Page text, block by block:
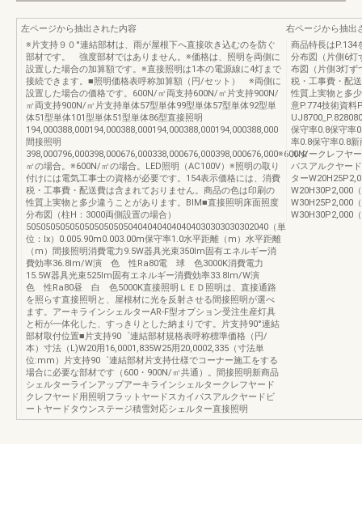
左ページから抽出された内容
※片支持９０°連結部材は、雨が屋根下へ直接吹き込むのを防ぐ
部材です。 強度部材ではありません。※価格は、照明を両側に
設置した場合の加算額です。※直接照明は1本の電源線に4灯まで
接続できます。■照明価格表呼称加算額（円/セット） ※両側に
設置した場合の価格です。600N/㎡両支持600N/㎡片支持900N/
㎡両支持900N/㎡片支持単体57型単体99型単体57型単体92型単
体51型単体101型単体51型単体86型直接照明
194,000388,000194,000388,000194,000388,000194,000388,000
間接照明
398,000796,000398,000676,000338,000676,000398,000676,000※600N/
㎡の場合。※600N/㎡の場合。LED照明（AC100V）※照明の取り
付けには電気工事士の資格が必要です。154表示価格には、消費
税・工事費・配送費は含まれておりません。商品の色は印刷の
性質上実物と多少違うことがあります。BIM■直接照明床面照度
分布図（柱H：3000両側設置の場合）
50505050505050505050504040404040404030303030302040（単
位：lx）0.005.90m0.003.00m保守率1.0水平距離（m）水平距離
（m）間接照明消費電力9.5W器具光束350lm固有エネルギー消
費効率36.8lm/W演 色 性Ra80電 球 色3000K消費電力
15.5W器具光束525lm固有エネルギー消費効率33.8lm/W演
色 性Ra80昼 白 色5000K直接照明ＬＥＤ照明は、直接通路
を照らす直接照明と、屋根材に光を反射させる間接照明が選べ
ます。アーキラインシェルターAR-F型オプション受注生産灯具
と桁が一体化した、すっきりとした納まりです。片支持90°連結
部材取付位置■片支持90゜連結部材規格表呼称標準価格（円/
本）寸法（L)W20用16,0001,835W25用20,0002,335（寸法単
位:mm）片支持90゜連結部材片支持仕様でコーナー施工をする
場合に必要な部材です（600・900N/㎡共通）。間接照明新商品
シェルターラインアップアーキラインシェルタークレフヤード
クレフヤード用照明フラットヤードスカイパスアルクヤードビ
ートヤードタウンステージ積雪対応シェルター直接照明
右ページから抽出
商品特長はP.134
分布図（片側6灯
布図（片側3灯ず
税・工事費・配
性質上実物と多
意P.774技術資料
保守率0.8保守率
率0.8保守率0.8
ルタークレフヤ
パスアルクヤー
ター
W20H30P2,000
W30H25P2,000
W30H30P2,000